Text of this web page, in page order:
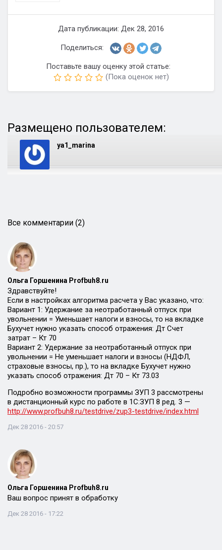
Дата публикации: Дек 28, 2016
Поделиться:
Поставьте вашу оценку этой статье:
(Пока оценок нет)
Размещено пользователем:
ya1_marina
Все комментарии (2)
Ольга Горшенина Profbuh8.ru
Здравствуйте!
Если в настройках алгоритма расчета у Вас указано, что:
Вариант 1: Удержание за неотработанный отпуск при
увольнении = Уменьшает налоги и взносы, то на вкладке
Бухучет нужно указать способ отражения: Дт Счет
затрат – Кт 70
Вариант 2: Удержание за неотработанный отпуск при
увольнении = Не уменьшает налоги и взносы (НДФЛ,
страховые взносы, пр.), то на вкладке Бухучет нужно
указать способ отражения: Дт 70 – Кт 73.03
Подробно возможности программы ЗУП 3 рассмотрены
в дистанционный курс по работе в 1С:ЗУП 8 ред. 3 —
http://www.profbuh8.ru/testdrive/zup3-testdrive/index.html
Дек 28 2016 - 20:57
Ольга Горшенина Profbuh8.ru
Ваш вопрос принят в обработку
Дек 28 2016 - 17:22